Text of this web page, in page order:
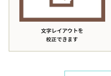
文字レイアウトを
校正できます